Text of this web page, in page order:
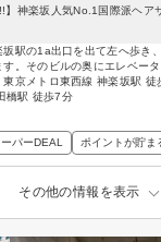
】神楽坂人気No.1国際派ヘ
駅の1a出口を出て左へ歩き
。そのビルの奥にエレベー
東京メトロ東西線 神楽坂駅
橋駅 徒歩7分
パーDEAL ポイントが貯ま
その他の情報を表示